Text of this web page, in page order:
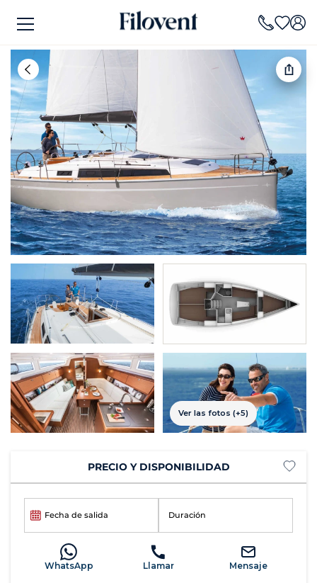
Ver las fotos (+5)
PRECIO Y DISPONIBILIDAD
Fecha de salida Duración
WhatsApp Llamar Mensaje